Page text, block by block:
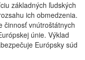
základných ľudských
ich obmedzenia.
činnosť vnútroštátnych
únie. Výklad
Európsky súd